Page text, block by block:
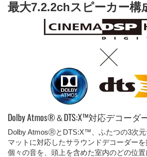
最大7.2.2chスピーカー構
Dolby Atmos®＆DTS:X™対応デコーダ
Dolby AtmosⓇとDTS:X™、ふたつの3次元
マットに対応したサラウンドデコーダーを
個々の音を、頭上を含めた室内のどの位